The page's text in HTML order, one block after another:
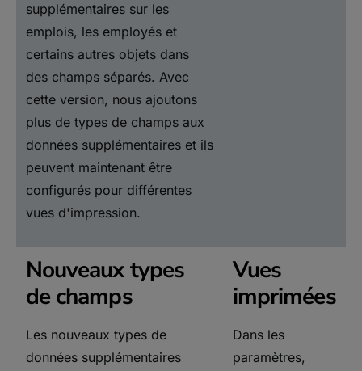
supplémentaires sur les
emplois, les employés et
certains autres objets dans
des champs séparés. Avec
cette version, nous ajoutons
plus de types de champs aux
données supplémentaires et ils
peuvent maintenant être
configurés pour différentes
vues d'impression.
Nouveaux types
de champs
Les nouveaux types de
données supplémentaires
Vues
imprimées
Dans les
paramètres,